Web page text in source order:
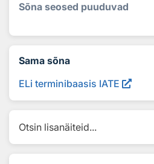
Sõna seosed puuduvad
Sama sõna
ELi terminibaasis IATE
Otsin lisanäiteid...